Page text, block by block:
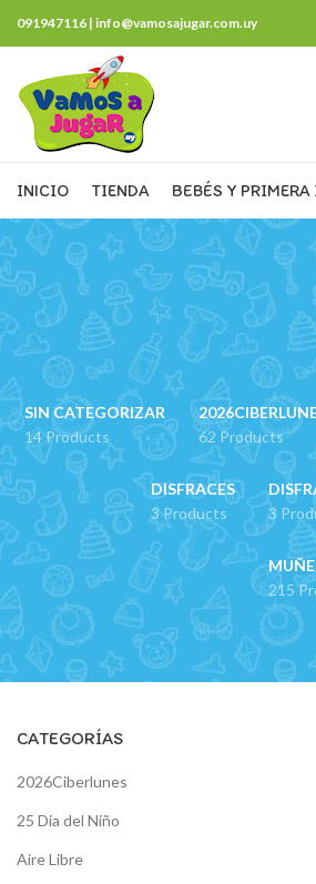
091947116 | info@vamosajugar.com.uy
INICIO TIENDA BEBÉS Y
SIN CATEGORIZAR
14 Products
62 Products
DISFRACES
3 Products
3
215
CATEGORÍAS
2026Ciberlunes
25 Dia del Niño
Aire Libre